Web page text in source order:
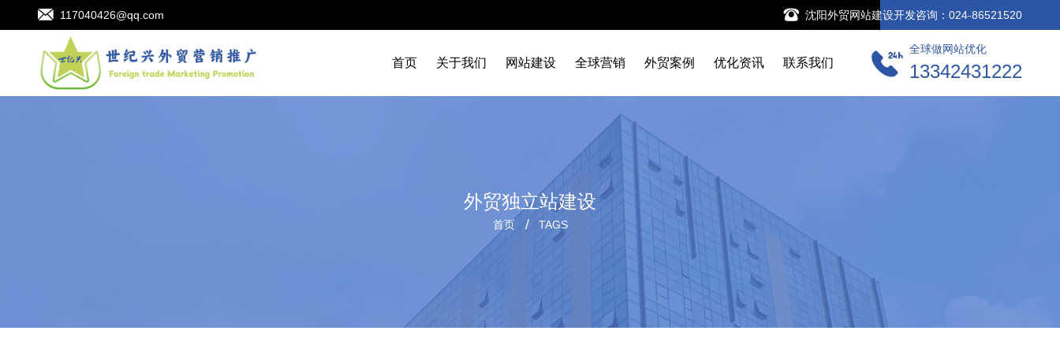
117040426@qq.com 沈阳外贸网站建设开发咨询：024-86521520
首页 关于我们 网站建设 全球营销 外贸案例 优化资讯 联系我们
全球做网站优化
13342431222
外贸独立站建设
首页 TAGS